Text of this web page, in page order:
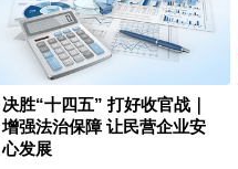
决胜“十四五” 打好收官战｜
增强法治保障 让民营企业安
心发展